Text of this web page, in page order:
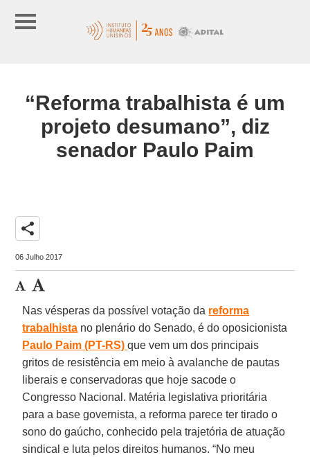
“Reforma trabalhista é um
projeto desumano”, diz
senador Paulo Paim
share
06 Julho 2017
Nas vésperas da possível votação da reforma
trabalhista no plenário do Senado, é do oposicionista
Paulo Paim (PT-RS) que vem um dos principais
gritos de resistência em meio à avalanche de pautas
liberais e conservadoras que hoje sacode o
Congresso Nacional. Matéria legislativa prioritária
para a base governista, a reforma parece ter tirado o
sono do gaúcho, conhecido pela trajetória de atuação
sindical e luta pelos direitos humanos. “No meu